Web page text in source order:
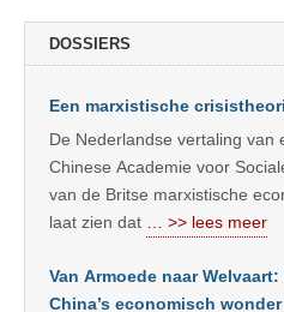
DOSSIERS
Een marxistische
De Nederlandse vertaling van
Chinese Academie voor
van de Britse marxistische
laat zien dat
… >> lees meer
Van Armoede naar
China’s economisch wonder